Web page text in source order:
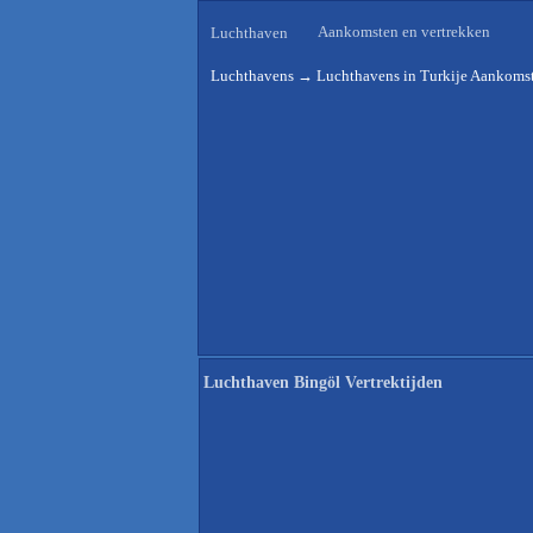
Luchthaven Aankomsten en vertrekken
Luchthavens → Luchthavens in Turkije
Luchthaven Bingöl Vertrektijden